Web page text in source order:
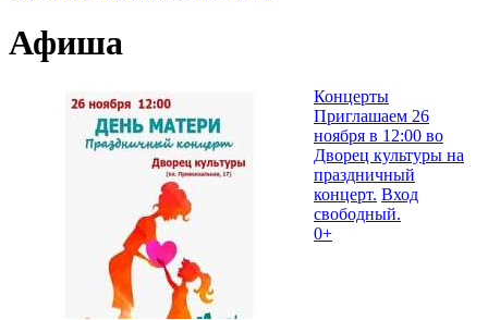
Афиша
Концерты
Приглашаем 26
ноября в 12:00 во
Дворец культуры на
праздничный
концерт. Вход
свободный.
0+